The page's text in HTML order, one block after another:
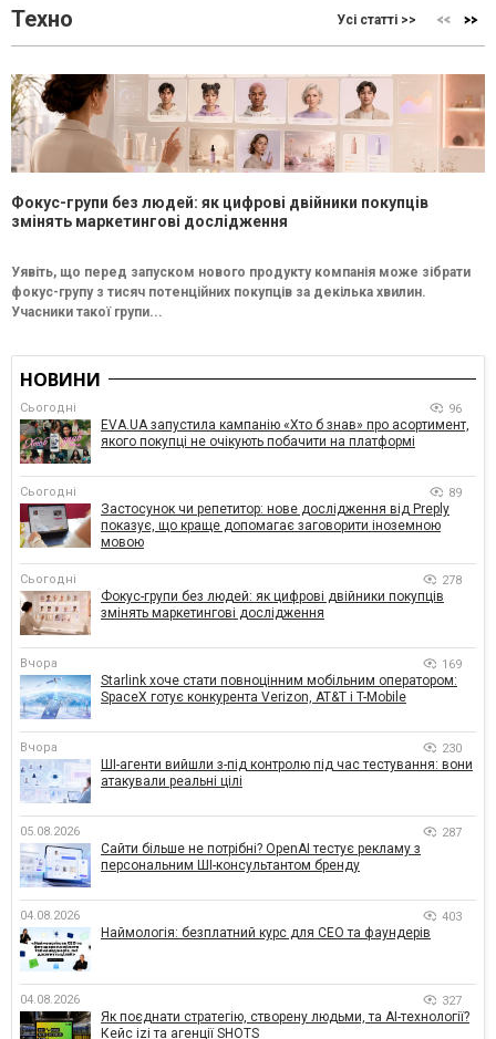
Техно Усі статті >>
Фокус-групи без людей: як цифрові двійники покупців
змінять маркетингові дослідження
Уявіть, що перед запуском нового продукту компанія може зібрати
фокус-групу з тисяч потенційних покупців за декілька хвилин.
Учасники такої групи...
НОВИНИ
Сьогодні 96
EVA.UA запустила кампанію «Хто б знав» про асортимент,
якого покупці не очікують побачити на платформі
Сьогодні 89
Застосунок чи репетитор: нове дослідження від Preply
показує, що краще допомагає заговорити іноземною
мовою
Сьогодні 278
Фокус-групи без людей: як цифрові двійники покупців
змінять маркетингові дослідження
Вчора 169
Starlink хоче стати повноцінним мобільним оператором:
SpaceX готує конкурента Verizon, AT&T і T-Mobile
Вчора 230
ШІ-агенти вийшли з-під контролю під час тестування: вони
атакували реальні цілі
05.08.2026 287
Сайти більше не потрібні? OpenAI тестує рекламу з
персональним ШІ-консультантом бренду
04.08.2026 403
Наймологія: безплатний курс для CEO та фаундерів
04.08.2026 327
Як поєднати стратегію, створену людьми, та AI-технології?
Кейс izi та агенції SHOTS